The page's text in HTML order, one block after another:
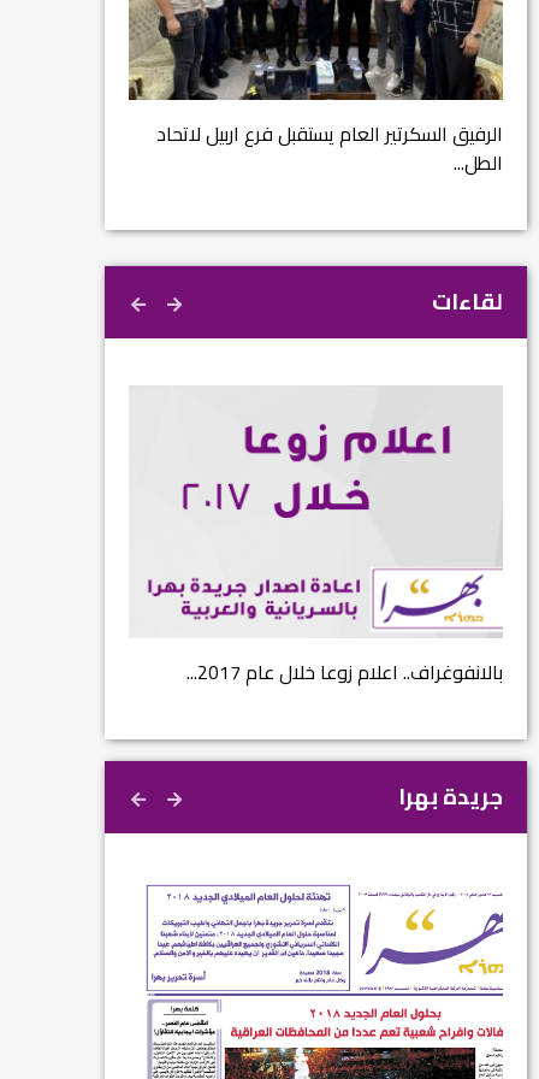
الرفيق السكرتير العام يستقبل فرع اربيل لاتحاد
الطل...
لقاءات
بالانفوغراف.. اعلام زوعا خلال عام 2017...
جريدة بهرا